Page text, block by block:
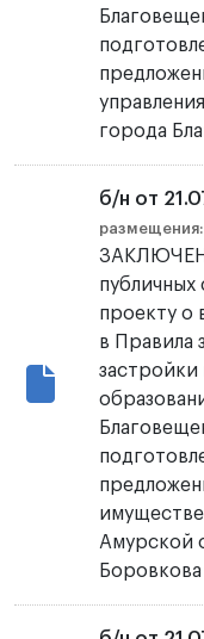
города
б/н от
публичных
проекту о
в Правила
застройки
Амурской
Боровкова